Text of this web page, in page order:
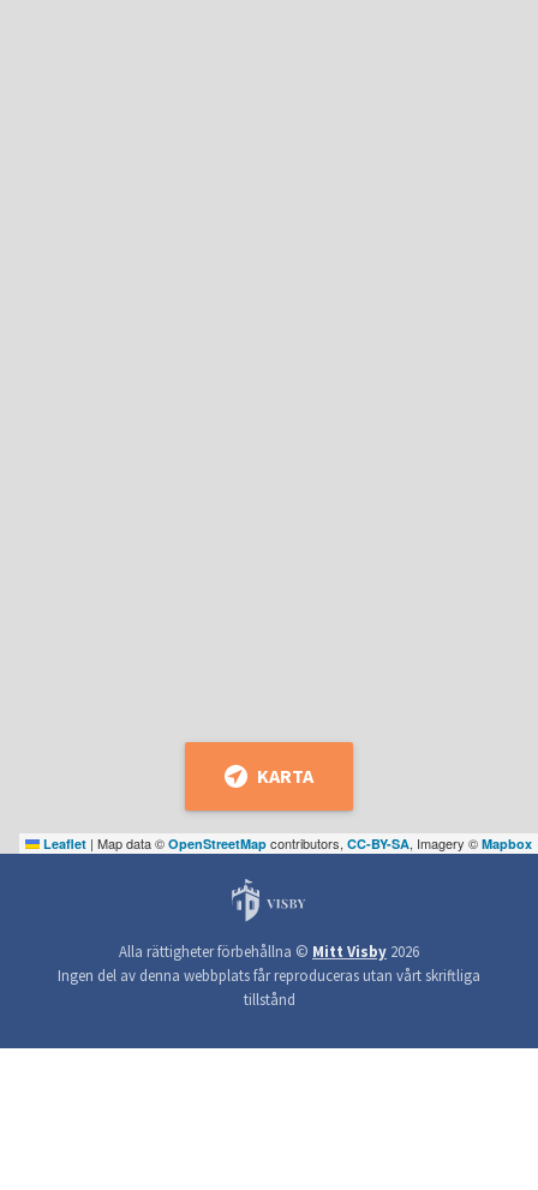
Leaflet | Map data © OpenStreetMap contributors, CC-BY-SA, Imagery © Mapbox
KARTA
Alla rättigheter förbehållna © Mitt Visby 2026
Ingen del av denna webbplats får reproduceras utan vårt skriftliga
tillstånd